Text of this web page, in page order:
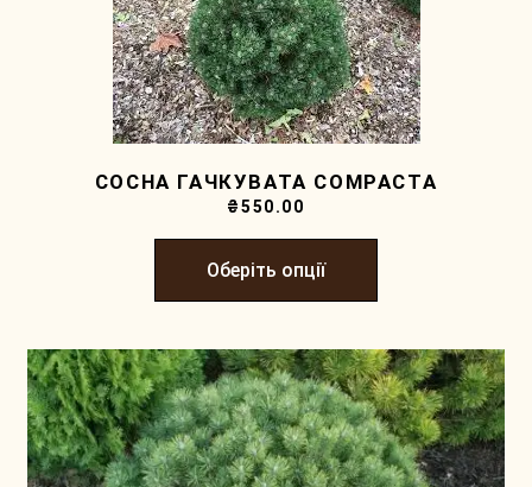
СОСНА ГАЧКУВАТА COMPACTA
₴550.00
Оберіть опції